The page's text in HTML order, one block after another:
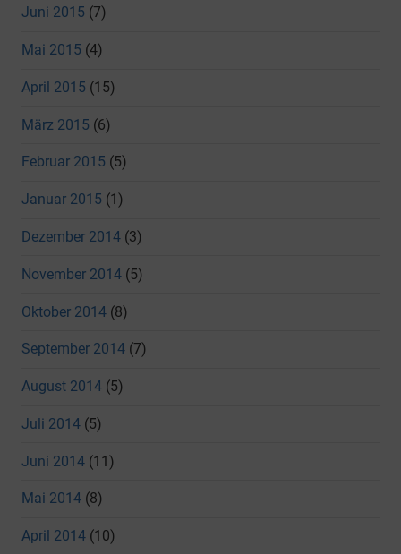
Juni 2015 (7)
Mai 2015 (4)
April 2015 (15)
März 2015 (6)
Februar 2015 (5)
Januar 2015 (1)
Dezember 2014 (3)
November 2014 (5)
Oktober 2014 (8)
September 2014 (7)
August 2014 (5)
Juli 2014 (5)
Juni 2014 (11)
Mai 2014 (8)
April 2014 (10)